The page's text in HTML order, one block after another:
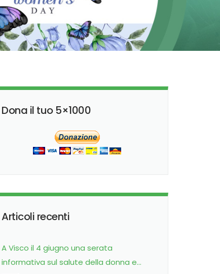
Dona il tuo 5×1000
Articoli recenti
A Visco il 4 giugno una serata
informativa sul salute della donna e